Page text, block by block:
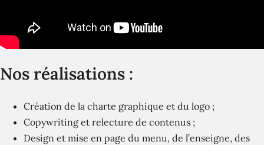
Nos réalisations :
Création de la charte graphique et du logo ;
Copywriting et relecture de contenus ;
Design et mise en page du menu, de l’enseigne, des